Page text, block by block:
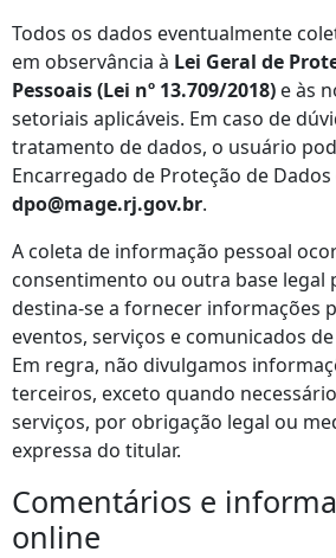
Todos os dados eventualmente
em observância à Lei Geral de
Pessoais (Lei nº 13.709/2018) e às
setoriais aplicáveis. Em caso de
tratamento de dados, o usuário
Encarregado de Proteção de Dados
dpo@mage.rj.gov.br.
A coleta de informação pessoal
consentimento ou outra base legal
destina‑se a fornecer informações
eventos, serviços e comunicados
Em regra, não divulgamos
terceiros, exceto quando
serviços, por obrigação legal ou
expressa do titular.
Comentários e
online